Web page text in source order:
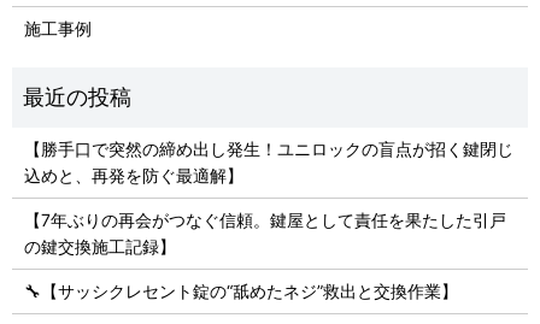
施工事例
【勝手口で突然の締め出し発生！ユニロックの盲点が招く鍵閉じ
込めと、再発を防ぐ最適解】
【7年ぶりの再会がつなぐ信頼。鍵屋として責任を果たした引戸
の鍵交換施工記録】
🔧【サッシクレセント錠の“舐めたネジ”救出と交換作業】